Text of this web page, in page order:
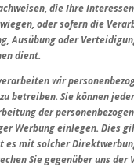
die Ihre
oder sofern die
Ausübung oder
dient.
wir
betreiben. Sie können
der
Werbung einlegen. Dies
es mit solcher
Sie gegenüber uns der